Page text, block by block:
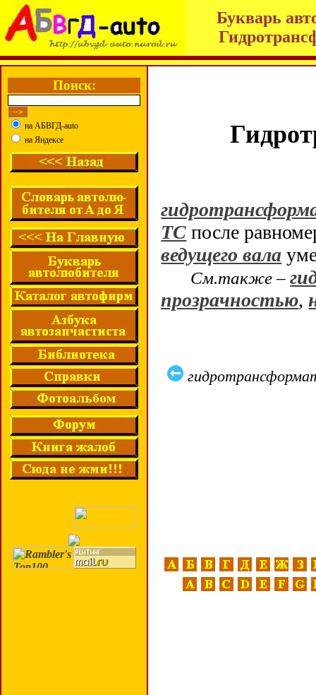
Букварь
Поиск:
на АБВГД-auto
на Яндексе
ТС после
ведущего вала
См.также –
прозрачностью,